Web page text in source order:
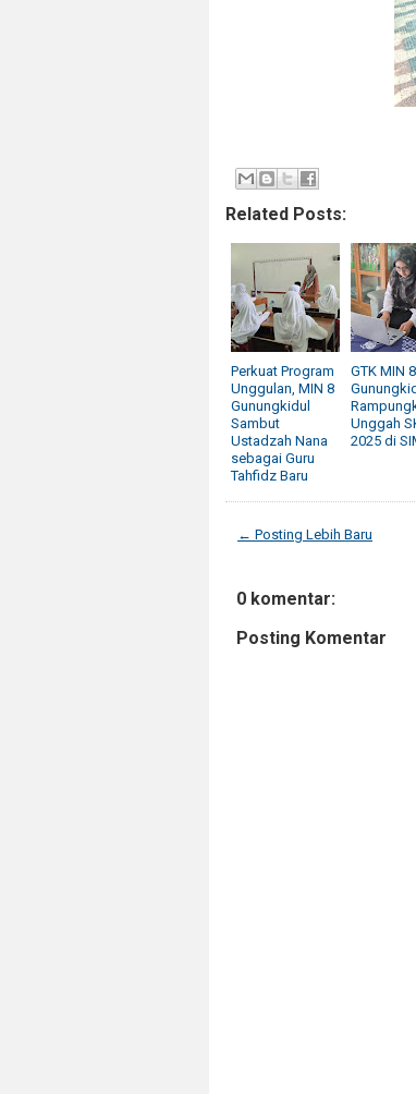
Related Posts:
Perkuat Program
Unggulan, MIN 8
Gunungkidul
Sambut
Ustadzah Nana
sebagai Guru
Tahfidz Baru
GTK MIN 8
Unggah
2025 di
← Posting Lebih Baru
0 komentar:
Posting Komentar